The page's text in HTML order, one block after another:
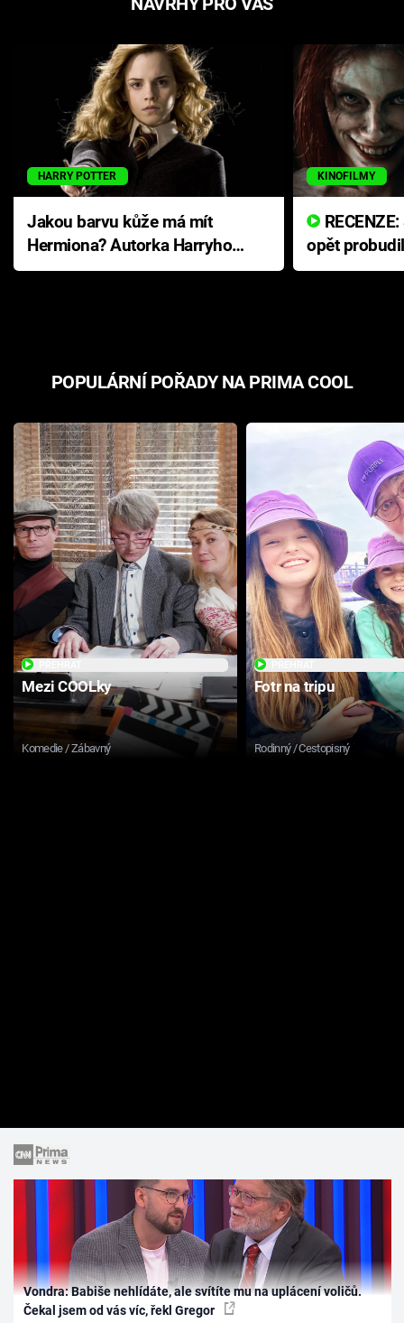
HARRY POTTER
Jakou barvu kůže má mít
Hermiona? Autorka Harryho
Pottera přišla s ráznou
KINOFILMY
opět
přichází s
POPULÁRNÍ POŘADY NA PRIMA COOL
Mezi COOLky
Komedie / Zábavný
Fotr na tripu
Rodinný / Cestopisný
Vondra: Babiše nehlídáte, ale svítíte mu na uplácení voličů.
Čekal jsem od vás víc, řekl Gregor